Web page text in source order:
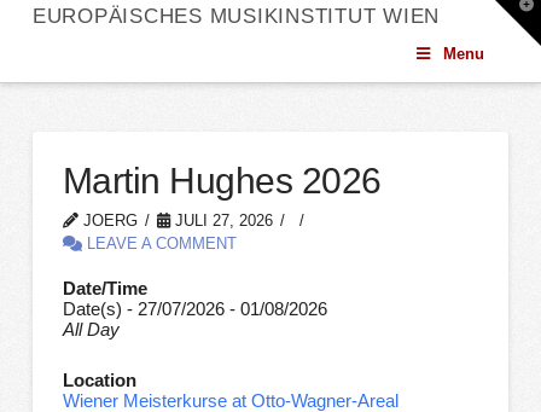
EUROPÄISCHES MUSIKINSTITUT WIEN
Menu
Martin Hughes 2026
JOERG
JULI 27, 2026
LEAVE A COMMENT
Date/Time
Date(s) - 27/07/2026 - 01/08/2026
All Day
Location
Wiener Meisterkurse at Otto-Wagner-Areal